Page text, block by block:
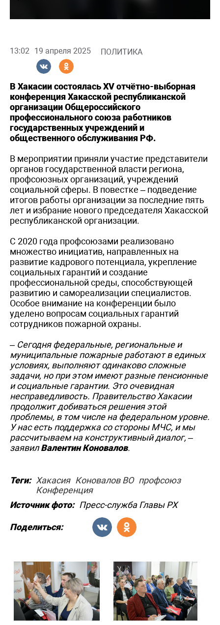
13:02 19 апреля 2025 ПОЛИТИКА
В Хакасии состоялась XV отчётно-выборная
конференция Хакасской республиканской
организации Общероссийского
профессионального союза работников
государственных учреждений и
общественного обслуживания РФ.
В мероприятии приняли участие представители
органов государственной власти региона,
профсоюзных организаций, учреждений
социальной сферы. В повестке – подведение
итогов работы организации за последние пять
лет и избрание нового председателя Хакасской
республиканской организации.
С 2020 года профсоюзами реализовано
множество инициатив, направленных на
развитие кадрового потенциала, укрепление
социальных гарантий и создание
профессиональной среды, способствующей
развитию и самореализации специалистов.
Особое внимание на конференции было
уделено вопросам социальных гарантий
сотрудников пожарной охраны.
– Сегодня федеральные, региональные и
муниципальные пожарные работают в единых
условиях, выполняют одинаково сложные
задачи, но при этом имеют разные пенсионные
и социальные гарантии. Это очевидная
несправедливость. Правительство Хакасии
продолжит добиваться решения этой
проблемы, в том числе на федеральном уровне.
У нас есть поддержка со стороны МЧС, и мы
рассчитываем на конструктивный диалог, –
заявилВалентин Коновалов.
Теги: Хакасия Коновалов ВО профсоюз
Конференция
Источник фото: Пресс-служба Главы РХ
Поделиться: